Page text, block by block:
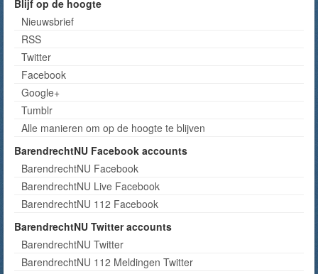
Blijf op de hoogte
Nieuwsbrief
RSS
Twitter
Facebook
Google+
Tumblr
Alle manieren om op de hoogte te blijven
BarendrechtNU Facebook accounts
BarendrechtNU Facebook
BarendrechtNU Live Facebook
BarendrechtNU 112 Facebook
BarendrechtNU Twitter accounts
BarendrechtNU Twitter
BarendrechtNU 112 Meldingen Twitter